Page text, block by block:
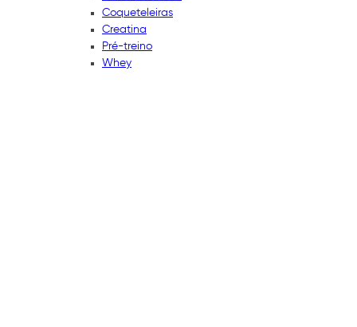
Coqueteleiras
Creatina
Pré-treino
Whey